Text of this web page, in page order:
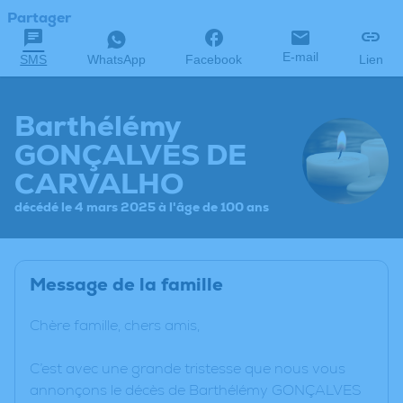
Partager
SMS WhatsApp Facebook E-mail Lien
Barthélémy
GONÇALVES DE
CARVALHO
décédé le 4 mars 2025 à l'âge de 100 ans
Message de la famille
Chère famille, chers amis,
C’est avec une grande tristesse que nous vous
annonçons le décès de Barthélémy GONÇALVES